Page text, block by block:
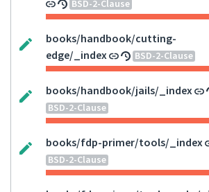
BSD-2-Clause
books/handbook/cutting-
edge/_index
BSD-2-Clause
books/handbook/jails/_index
BSD-2-Clause
books/fdp-primer/tools/_index
BSD-2-Clause